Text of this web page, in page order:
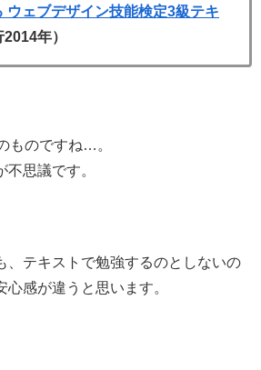
ウェブデザイン技能検定3級テキ
2014年）
ものですね…。
思議です。
、テキストで勉強するのとしないの
感が違うと思います。